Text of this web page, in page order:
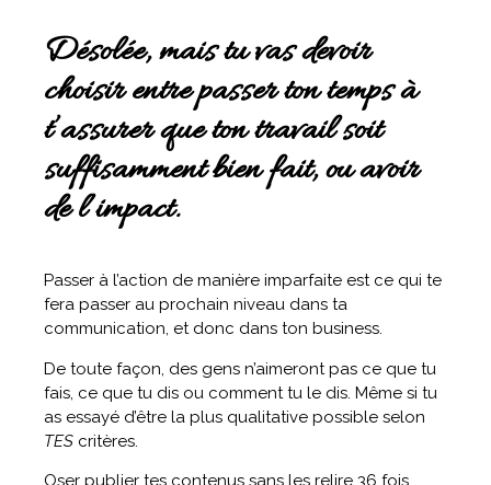
Désolée, mais tu vas devoir
choisir entre passer ton temps à
t’assurer que ton travail soit
suffisamment bien fait, ou avoir
de l’impact.
Passer à l’action de manière imparfaite est ce qui te
fera passer au prochain niveau dans ta
communication, et donc dans ton business.
De toute façon, des gens n’aimeront pas ce que tu
fais, ce que tu dis ou comment tu le dis. Même si tu
as essayé d’être la plus qualitative possible selon
TES critères.
Oser publier tes contenus sans les relire 36 fois,